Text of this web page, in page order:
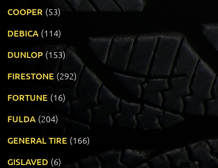
COOPER (53)
DEBICA (114)
DUNLOP (153)
FIRESTONE (292)
FORTUNE (16)
FULDA (204)
GENERAL TIRE (166)
GISLAVED (6)